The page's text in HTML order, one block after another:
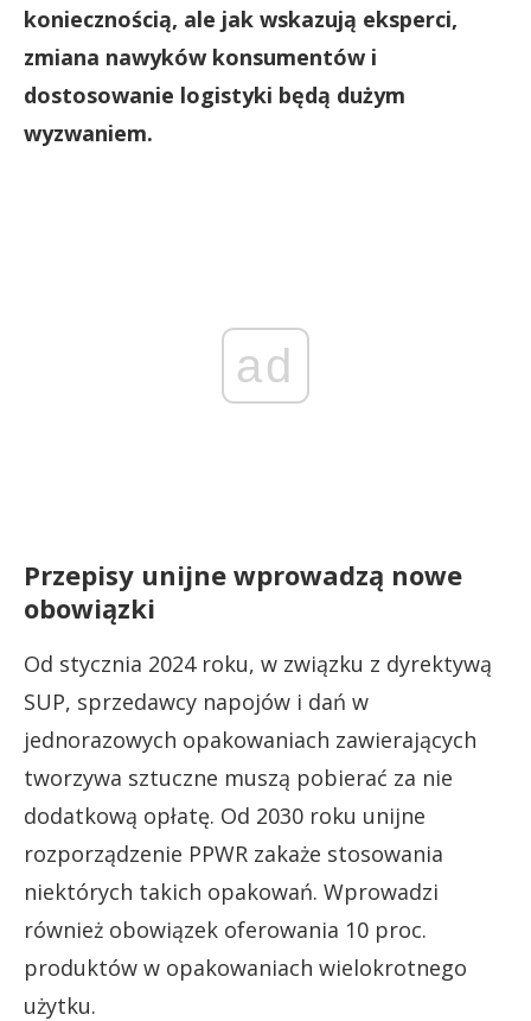
koniecznością, ale jak wskazują eksperci,
zmiana nawyków konsumentów i
dostosowanie logistyki będą dużym
wyzwaniem.
ad
Przepisy unijne wprowadzą nowe
obowiązki
Od stycznia 2024 roku, w związku z dyrektywą
SUP, sprzedawcy napojów i dań w
jednorazowych opakowaniach zawierających
tworzywa sztuczne muszą pobierać za nie
dodatkową opłatę. Od 2030 roku unijne
rozporządzenie PPWR zakaże stosowania
niektórych takich opakowań. Wprowadzi
również obowiązek oferowania 10 proc.
produktów w opakowaniach wielokrotnego
użytku.